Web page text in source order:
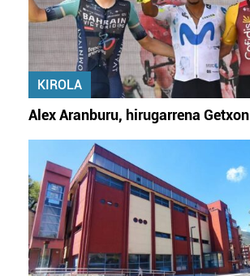
KIROLA
Alex Aranburu, hirugarrena Getxon